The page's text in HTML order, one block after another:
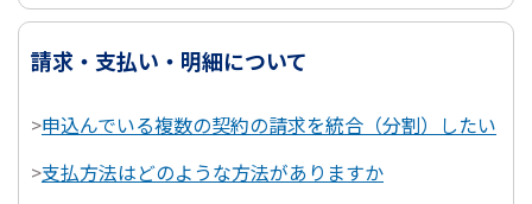
請求・支払い・明細について
>申込んでいる複数の契約の請求を統合（分割）したい
>支払方法はどのような方法がありますか